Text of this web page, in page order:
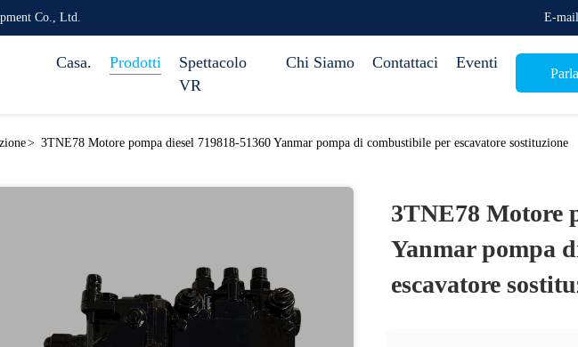
Co., Ltd. E-
Casa. Prodotti
Spettacolo
VR
Chi Siamo Contattaci Eventi
> 3TNE78 Motore pompa diesel 719818-51360 Yanmar pompa di combustibile per escavatore sostituzione
3TNE78 Motore
Yanmar pompa
escavatore